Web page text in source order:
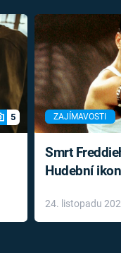
5 ZAJÍMAVOSTI
Smrt
Hudební
léky
24. listopadu